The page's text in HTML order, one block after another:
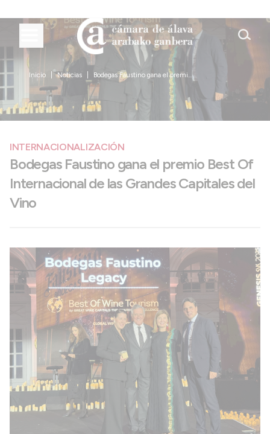
Inicio Noticias Bodegas Faustino gana el premi...
INTERNACIONALIZACIÓN
Bodegas Faustino gana el premio Best Of
Internacional de las Grandes Capitales del
Vino